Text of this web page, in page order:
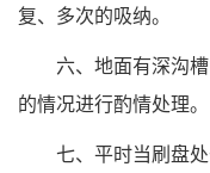
复、多次的吸纳。
六、地面有深沟
的情况进行酌情处理。
七、平时当刷盘